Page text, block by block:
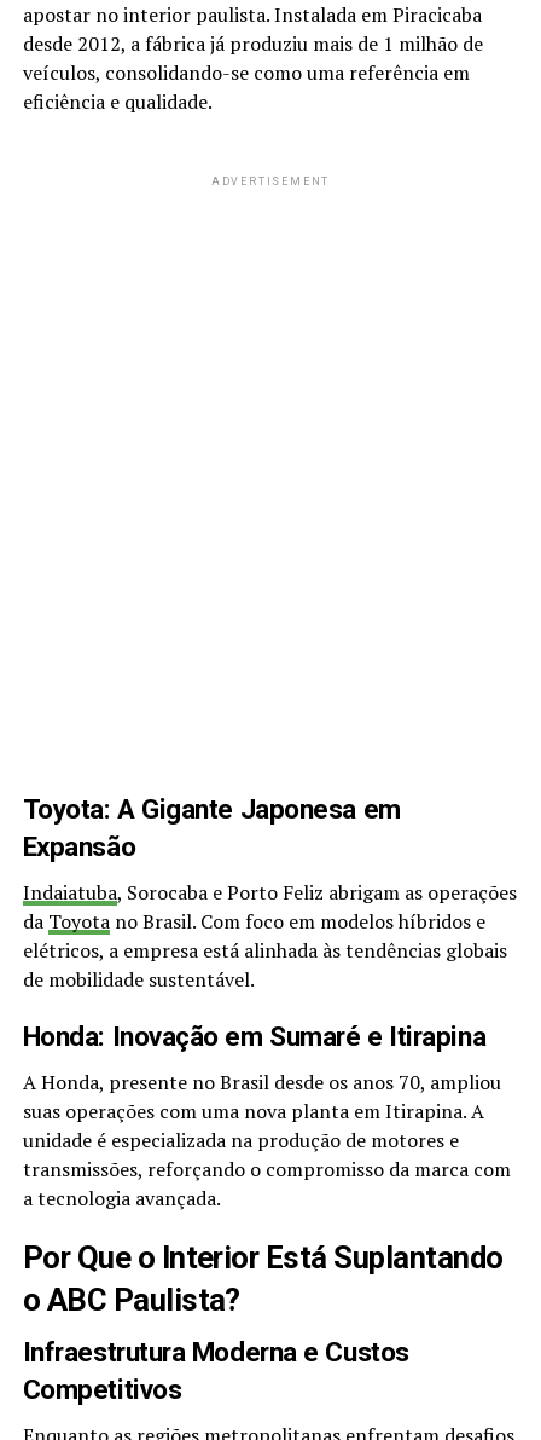
apostar no interior paulista. Instalada em Piracicaba
desde 2012, a fábrica já produziu mais de 1 milhão de
veículos, consolidando-se como uma referência em
eficiência e qualidade.
ADVERTISEMENT
Toyota: A Gigante Japonesa em
Expansão
Indaiatuba, Sorocaba e Porto Feliz abrigam as operações
da Toyotano Brasil. Com foco em modelos híbridos e
elétricos, a empresa está alinhada às tendências globais
de mobilidade sustentável.
Honda: Inovação em Sumaré e Itirapina
A Honda, presente no Brasil desde os anos 70, ampliou
suas operações com uma nova planta em Itirapina. A
unidade é especializada na produção de motores e
transmissões, reforçando o compromisso da marca com
a tecnologia avançada.
Por Que o Interior Está Suplantando
o ABC Paulista?
Infraestrutura Moderna e Custos
Competitivos